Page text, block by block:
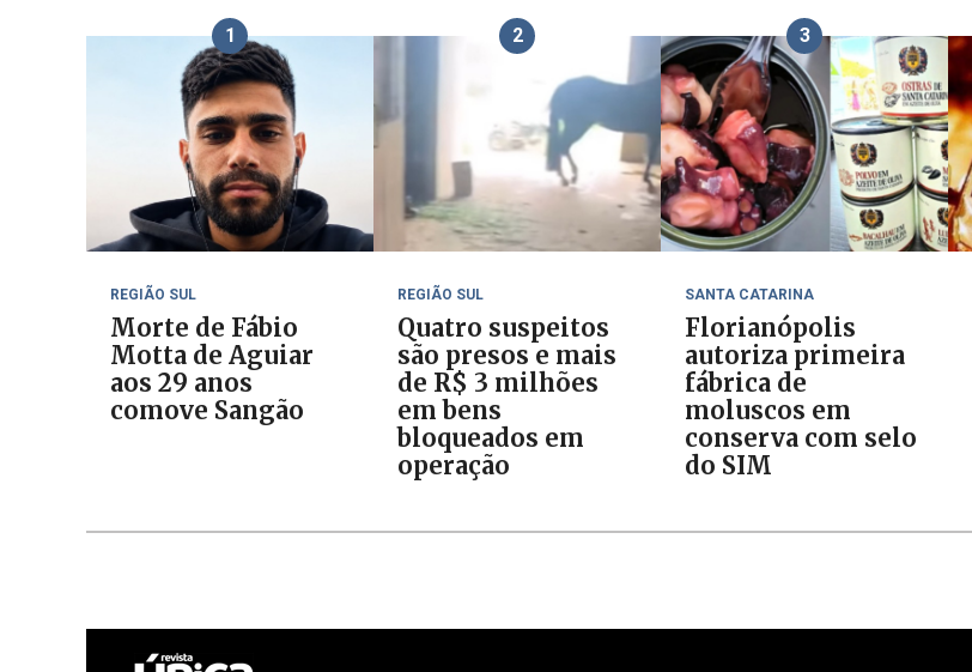
1
REGIÃO SUL
Morte de Fábio
Motta de Aguiar
aos 29 anos
comove Sangão
2
REGIÃO SUL
Quatro suspeitos
são presos e mais
de R$ 3 milhões
em bens
bloqueados em
operação
3
SANTA CATARINA
Florianópolis
autoriza primeira
fábrica de
moluscos em
conserva com selo
do SIM